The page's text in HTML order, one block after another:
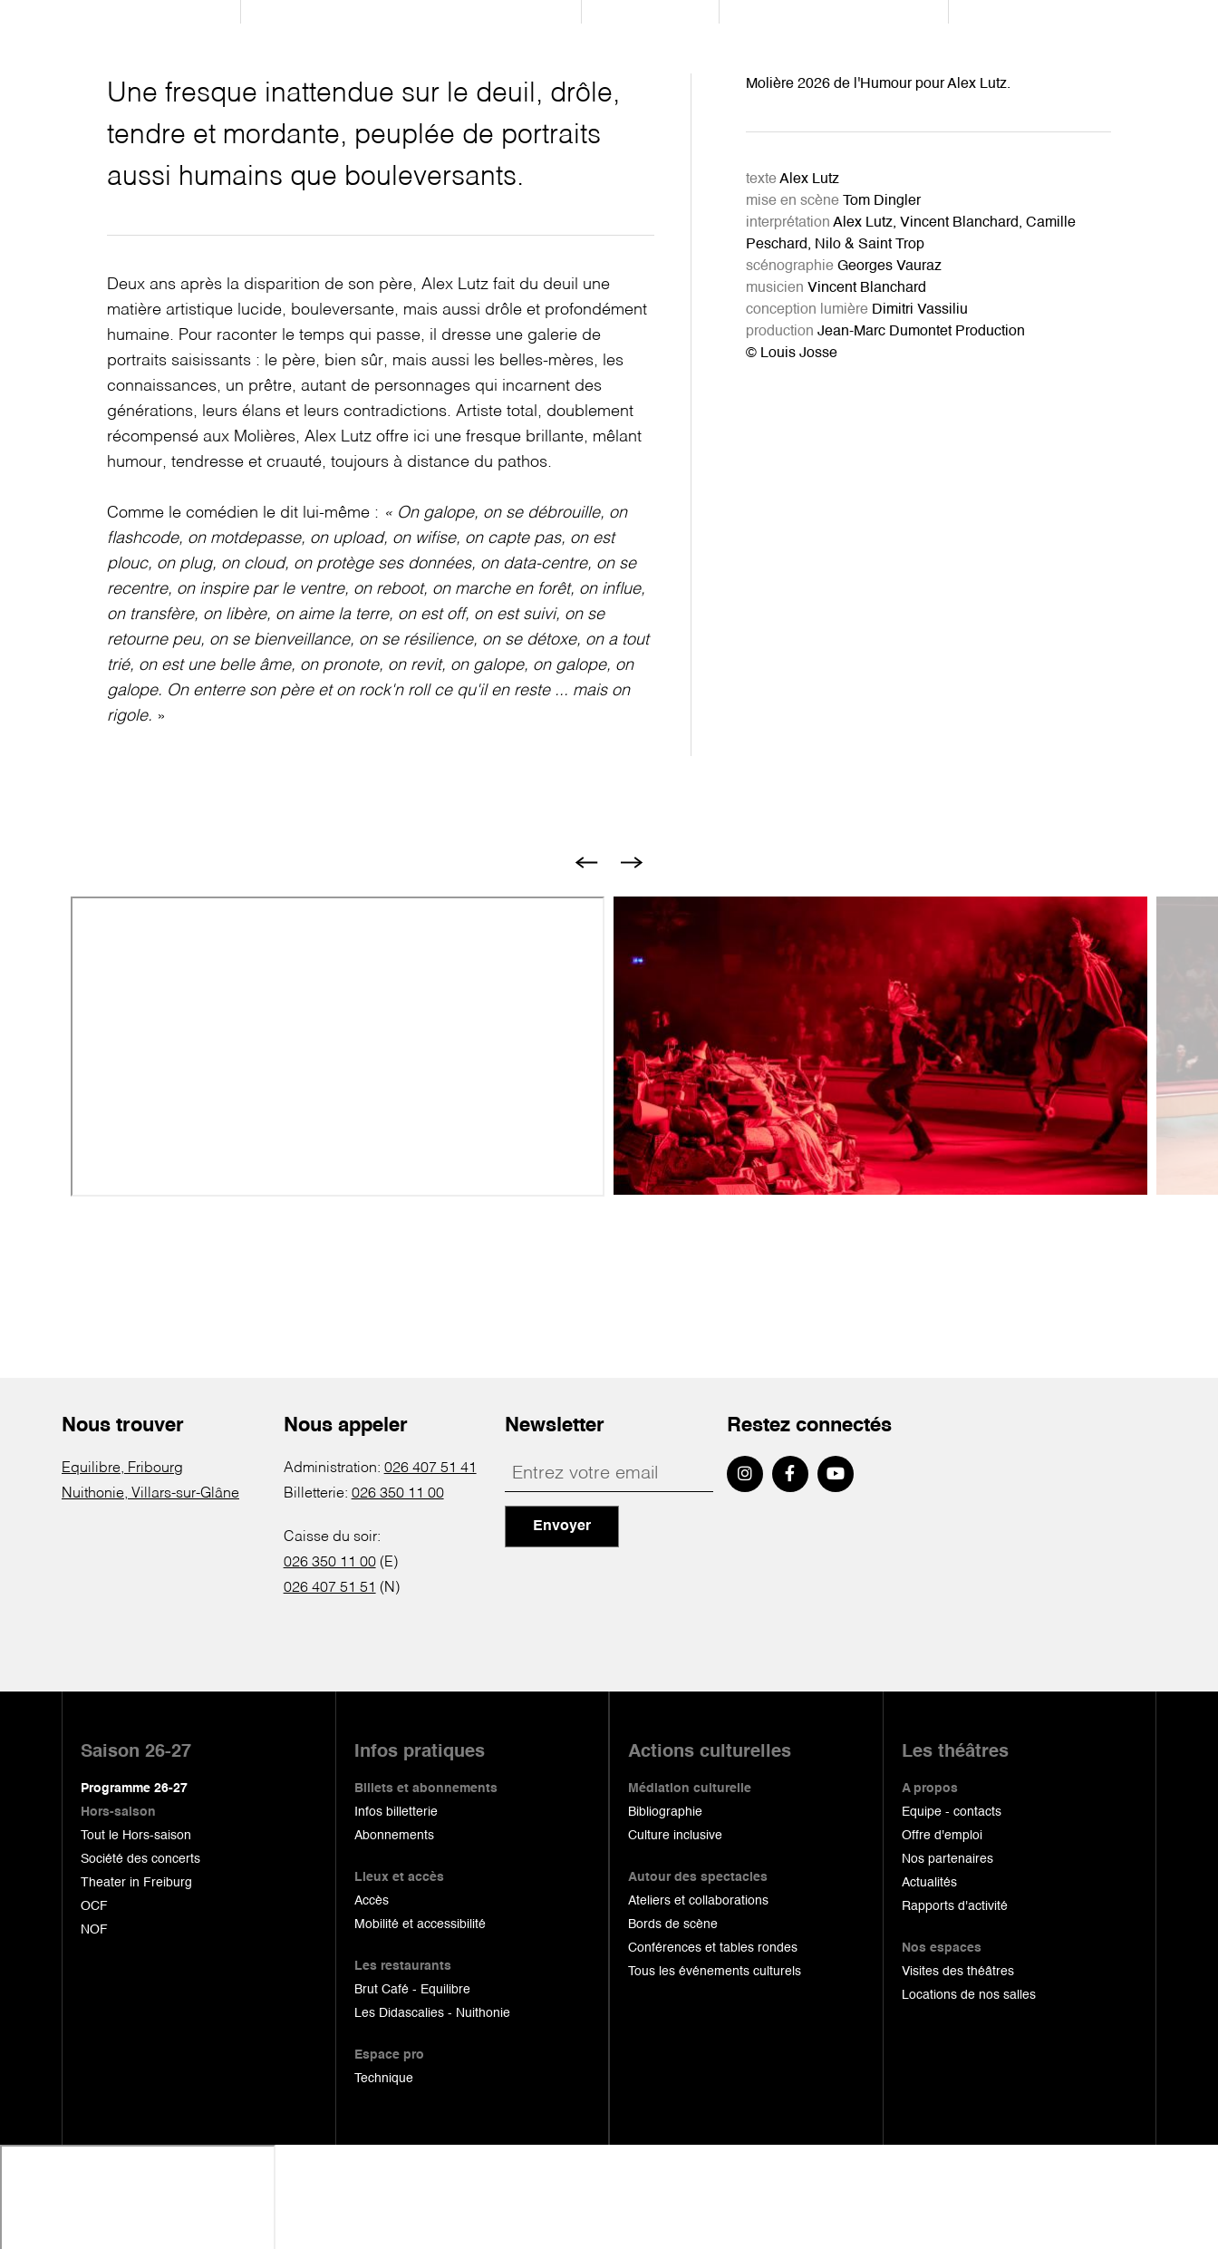
Une fresque inattendue sur le deuil, drôle,
tendre et mordante, peuplée de portraits
aussi humains que bouleversants.
Deux ans après la disparition de son père, Alex Lutz fait du deuil une
matière artistique lucide, bouleversante, mais aussi drôle et profondément
humaine. Pour raconter le temps qui passe, il dresse une galerie de
portraits saisissants : le père, bien sûr, mais aussi les belles-mères, les
connaissances, un prêtre, autant de personnages qui incarnent des
générations, leurs élans et leurs contradictions. Artiste total, doublement
récompensé aux Molières, Alex Lutz offre ici une fresque brillante, mêlant
humour, tendresse et cruauté, toujours à distance du pathos.
Comme le comédien le dit lui-même : « On galope, on se débrouille, on
flashcode, on motdepasse, on upload, on wifise, on capte pas, on est
plouc, on plug, on cloud, on protège ses données, on data-centre, on se
recentre, on inspire par le ventre, on reboot, on marche en forêt, on influe,
on transfère, on libère, on aime la terre, on est off, on est suivi, on se
retourne peu, on se bienveillance, on se résilience, on se détoxe, on a tout
trié, on est une belle âme, on pronote, on revit, on galope, on galope, on
galope. On enterre son père et on rock'n roll ce qu'il en reste ... mais on
rigole. »
Molière 2026 de l'Humour pour Alex Lutz.
texteAlex Lutz
mise en scèneTom Dingler
interprétation Alex Lutz, Vincent Blanchard, Camille
Peschard, Nilo & Saint Trop
scénographieGeorges Vauraz
musicien Vincent Blanchard
conception lumièreDimitri Vassiliu
production Jean-Marc Dumontet Production
© Louis Josse
Nous trouver
Equilibre, Fribourg
Nuithonie, Villars-sur-Glâne
Nous appeler
Administration: 026 407 51 41
Billetterie: 026 350 11 00
Caisse du soir:
026 350 11 00(E)
026 407 51 51 (N)
Newsletter
Envoyer
Restez connectés
Saison 26-27
Programme 26-27
Hors-saison
Tout le Hors-saison
Société des concerts
Theater in Freiburg
OCF
NOF
Infos pratiques
Billets et abonnements
Infos billetterie
Abonnements
Lieux et accès
Accès
Mobilité et accessibilité
Les restaurants
Brut Café - Equilibre
Les Didascalies - Nuithonie
Espace pro
Technique
Actions culturelles
Médiation culturelle
Bibliographie
Culture inclusive
Autour des spectacles
Ateliers et collaborations
Bords de scène
Conférences et tables rondes
Tous les événements culturels
Les théâtres
A propos
Equipe - contacts
Offre d'emploi
Nos partenaires
Actualités
Rapports d'activité
Nos espaces
Visites des théâtres
Locations de nos salles